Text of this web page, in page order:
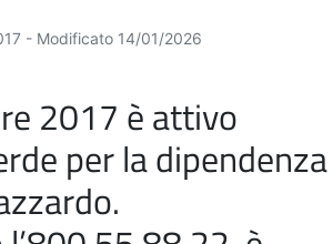
- Modificato 14/01/2026
2017 è attivo
per la dipendenza